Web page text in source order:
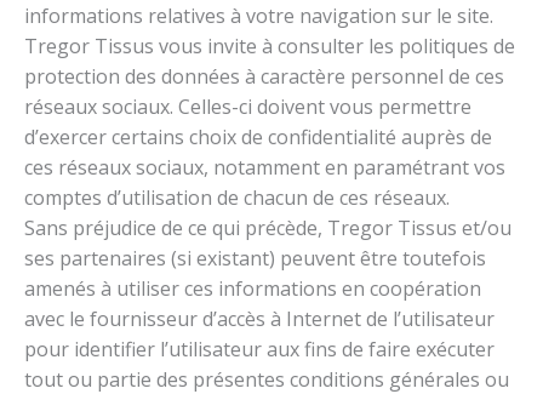
informations relatives à votre navigation sur le site.
Tregor Tissus vous invite à consulter les politiques de
protection des données à caractère personnel de ces
réseaux sociaux. Celles-ci doivent vous permettre
d’exercer certains choix de confidentialité auprès de
ces réseaux sociaux, notamment en paramétrant vos
comptes d’utilisation de chacun de ces réseaux.
Sans préjudice de ce qui précède, Tregor Tissus et/ou
ses partenaires (si existant) peuvent être toutefois
amenés à utiliser ces informations en coopération
avec le fournisseur d’accès à Internet de l’utilisateur
pour identifier l’utilisateur aux fins de faire exécuter
tout ou partie des présentes conditions générales ou